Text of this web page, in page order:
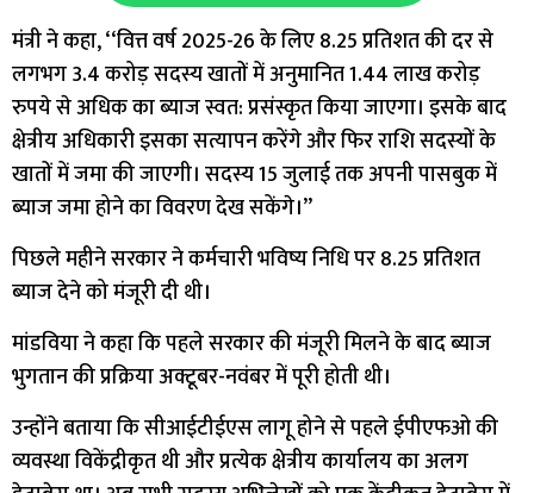
मंत्री ने कहा, ‘‘वित्त वर्ष 2025-26 के लिए 8.25 प्रतिशत की दर से
लगभग 3.4 करोड़ सदस्य खातों में अनुमानित 1.44 लाख करोड़
रुपये से अधिक का ब्याज स्वत: प्रसंस्कृत किया जाएगा। इसके बाद
क्षेत्रीय अधिकारी इसका सत्यापन करेंगे और फिर राशि सदस्यों के
खातों में जमा की जाएगी। सदस्य 15 जुलाई तक अपनी पासबुक में
ब्याज जमा होने का विवरण देख सकेंगे।’’
पिछले महीने सरकार ने कर्मचारी भविष्य निधि पर 8.25 प्रतिशत
ब्याज देने को मंजूरी दी थी।
मांडविया ने कहा कि पहले सरकार की मंजूरी मिलने के बाद ब्याज
भुगतान की प्रक्रिया अक्टूबर-नवंबर में पूरी होती थी।
उन्होंने बताया कि सीआईटीईएस लागू होने से पहले ईपीएफओ की
व्यवस्था विकेंद्रीकृत थी और प्रत्येक क्षेत्रीय कार्यालय का अलग